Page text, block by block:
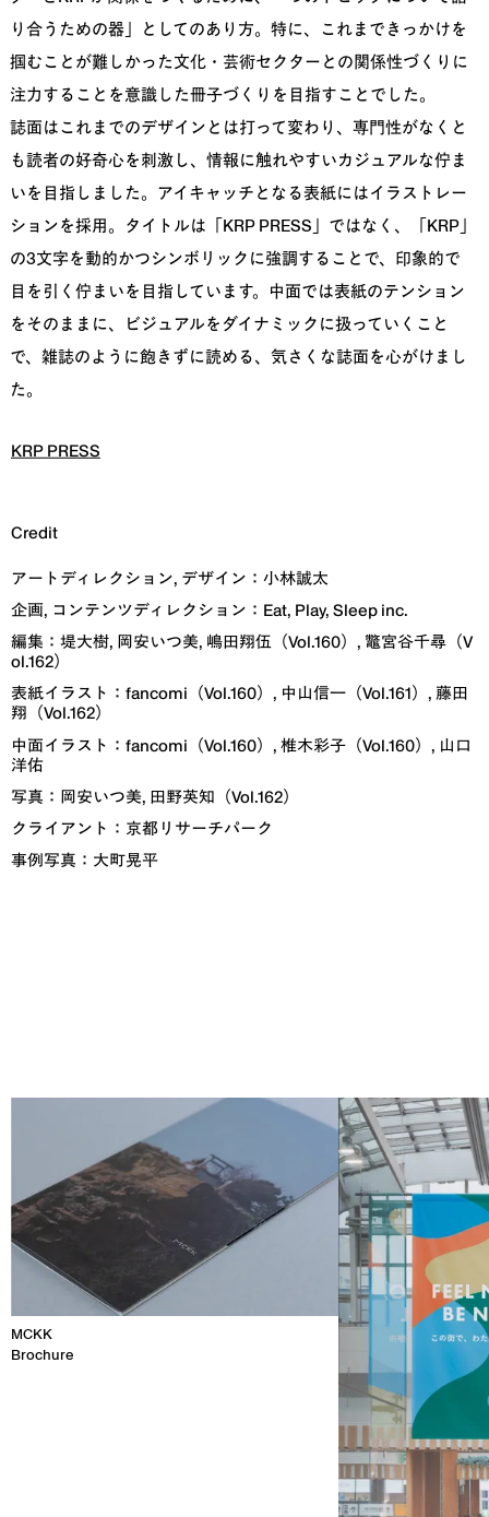
り合うための器」としてのあり方。特に、これまできっかけを
掴むことが難しかった文化・芸術セクターとの関係性づくりに
注力することを意識した冊子づくりを目指すことでした。
誌面はこれまでのデザインとは打って変わり、専門性がなくと
も読者の好奇心を刺激し、情報に触れやすいカジュアルな佇ま
いを目指しました。アイキャッチとなる表紙にはイラストレー
ションを採用。タイトルは「KRP PRESS」ではなく、「KRP」
の3文字を動的かつシンボリックに強調することで、印象的で
目を引く佇まいを目指しています。中面では表紙のテンション
をそのままに、ビジュアルをダイナミックに扱っていくこと
で、雑誌のように飽きずに読める、気さくな誌面を心がけまし
た。
KRP PRESS
Credit
アートディレクション, デザイン ：小林誠太
企画, コンテンツディレクション ： Eat, Play, Sleep inc.
編集 ：堤大樹, 岡安いつ美, 嶋田翔伍（Vol.160）, 鼈宮谷千尋（V
ol.162）
表紙イラスト ：fancomi（Vol.160）, 中山信一（Vol.161）, 藤田
翔（Vol.162）
中面イラスト ： fancomi（Vol.160）, 椎木彩子（Vol.160）, 山口
洋佑
写真 ： 岡安いつ美, 田野英知（Vol.162）
クライアント ： 京都リサーチパーク
事例写真 ： 大町晃平
MCKK
Brochure